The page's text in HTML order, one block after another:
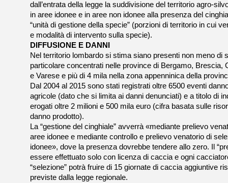
dall’entrata della legge la suddivisione del territorio agro-
in aree idonee e in aree non idonee alla presenza del
“unità di gestione della specie” (porzioni di territorio in cui
e modalità di intervento sulla specie).
DIFFUSIONE E DANNI
Nel territorio lombardo si stima siano presenti non meno di
particolare concentrati nelle province di Bergamo, Brescia,
e Varese e più di 4 mila nella zona appenninica della
Dal 2004 al 2015 sono stati registrati oltre 6500 eventi
agricole (dato che si limita ai danni denunciati) e a titolo di
erogati oltre 2 milioni e 500 mila euro (cifra basata sulle
danno prodotto).
La “gestione del cinghiale” avverrà «mediante prelievo
aree idonee e mediante controllo e prelievo venatorio di
idonee», dove la presenza dovrebbe tendere allo zero. Il
essere effettuato solo con licenza di caccia e ogni
“selezione” potrà fruire di 15 giornate di caccia aggiuntive
previste dalla legge regionale.